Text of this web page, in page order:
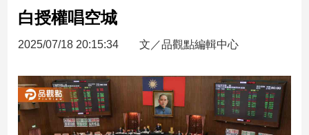
財
新
產
經/
股
市
白授權唱空城
2025/07/18 20:15:34 文／品觀點編輯中心